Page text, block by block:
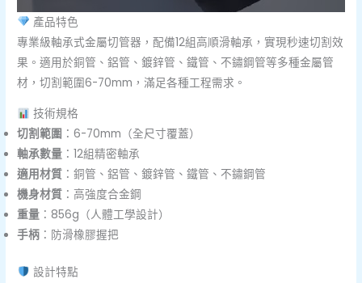
產品特色
專業級軸承式金屬切管器，配備12組高順滑軸承，實現秒速切割效
果。適用於銅管、鋁管、鍍鋅管、鐵管、不鏽鋼管等多種金屬管
材，切割範圍6-70mm，滿足各種工程需求。
技術規格
切割範圍 ：6-70mm（全尺寸覆蓋）
軸承數量 ：12組精密軸承
適用材質 ：銅管、鋁管、鍍鋅管、鐵管、不鏽鋼管
機身材質 ：高強度合金鋼
重量 ：856g（人體工學設計）
手柄 ：防滑橡膠握把
設計特點